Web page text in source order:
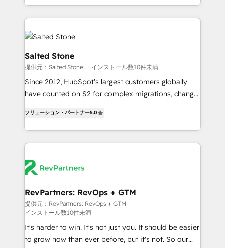
RevOps-led, Onboarding obsessed ★ Company of
the Year 2024/25 INSIDEA helps growing companies
turn HubSpot into a revenue engine. We onboard
your team, migrate your data, and build AI-powered
workflows that drive adoption from week one, in
your time zone. What we do ➤ Onboarding: Live in
weeks, with workflows built around your business,
not a template. ➤ Migration: Move from any legacy
CRM. Zero downtime, full data integrity. ➤
Implementation: Configure HubSpot to run your
revenue process. Sales, marketing, and service wired
Ongoing Management: Monthly tune-ups, feature
rollouts, adoption coaching. Buying HubSpot,
built for the work.
Salted Stone
提供元：Salted Stone インストール数10件未満
Since 2012, HubSpot’s largest customers globally
have counted on S2 for complex migrations, change
solutions that deliver measurable impact and
transform brand experiences As one of the few full-
service creative agencies in the HubSpot
winning design to build scalable, globally
marketing campaigns, & RevOps frameworks that
fuel long-term success We connect the entire
customer lifecycle through seamless integrations,
ensure long-term adoption with change-
management programs, and align marketing, sales,
ソリューション・パートナー5.0
RevPartners: RevOps + GTM
提供元：RevPartners: RevOps + GTM
インストール数10件未満
It's harder to win. It's not just you. It should be easier
to grow now than ever before, but it's not. So our